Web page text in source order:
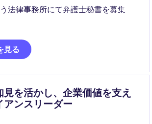
法律事務所にて弁護士秘書を募集
見る
を活かし、企業価値を支え
アンスリーダー